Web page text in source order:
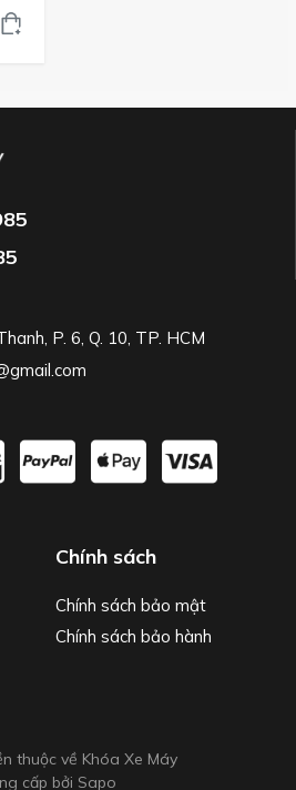
P. 6, Q. 10, TP. HCM
Chính sách
Chính sách bảo mật
Chính sách bảo hành
thuộc về Khóa Xe Máy
cấp bởi Sapo